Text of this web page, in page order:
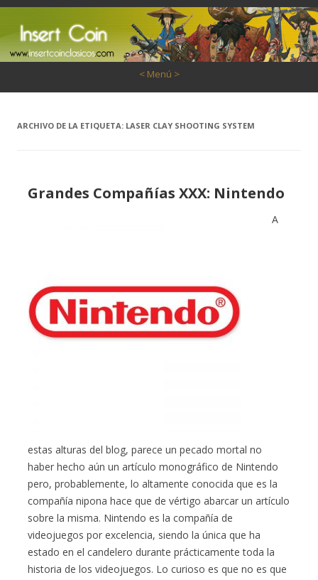
< Menú >
ARCHIVO DE LA ETIQUETA: LASER CLAY SHOOTING SYSTEM
Grandes Compañías XXX: Nintendo
A
estas alturas del blog, parece un pecado mortal no
haber hecho aún un artículo monográfico de Nintendo
pero, probablemente, lo altamente conocida que es la
compañía nipona hace que de vértigo abarcar un artículo
sobre la misma. Nintendo es la compañía de
videojuegos por excelencia, siendo la única que ha
estado en el candelero durante prácticamente toda la
historia de los videojuegos. Lo curioso es que no es que